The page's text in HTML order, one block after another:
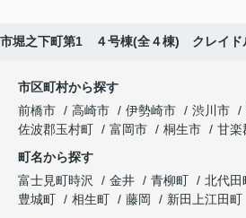
市堀之下町第1 ４号棟(全４棟) クレイ
市区町村から探す
前橋市
高崎市 伊勢崎市 渋川市
佐波郡玉村町
富岡市 桐生市
甘楽
町名から探す
富士見町時沢
金井 青柳町 北代田
豊城町
相生町 藤岡
新田上江田町